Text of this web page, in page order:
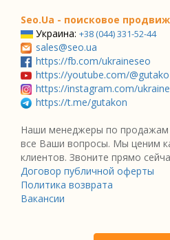
Seo.Ua - поисковое
Украина: +38 (044) 331-52-44
sales@seo.ua
https://fb.com/ukraineseo
https://youtube.com/@gutako
https://instagram.com/
https://t.me/gutakon
Наши менеджеры по продажам
все Ваши вопросы. Мы ценим
клиентов. Звоните прямо
Договор публичной оферты
Политика возврата
Вакансии